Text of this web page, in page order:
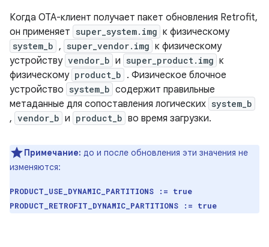
Когда OTA-клиент получает пакет обновления Retrofit,
он применяет super_system.img к физическому
system_b , super_vendor.img к физическому
устройству vendor_b и super_product.img к
физическому product_b . Физическое блочное
устройство system_b содержит правильные
метаданные для сопоставления логических system_b
, vendor_b и product_b во время загрузки.
Примечание: до и после обновления эти значения не
изменяются:
PRODUCT_USE_DYNAMIC_PARTITIONS := true
PRODUCT_RETROFIT_DYNAMIC_PARTITIONS := true